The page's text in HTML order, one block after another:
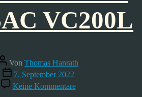
VC200L
Beitragsautor
Von Thomas Hanrath
Veröffentlichungsdatum
7. September 2022
Keine Kommentarezu
Neues